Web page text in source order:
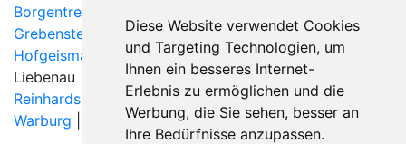
Diese Website verwendet Cookies
und Targeting Technologien, um
Ihnen ein besseres Internet-
Erlebnis zu ermöglichen und die
Werbung, die Sie sehen, besser an
Ihre Bedürfnisse anzupassen.
Borgentreich
Grebenstein
| Habichtswald | Hannoversch Münden |
Hofgeismar
Immenhausen| Kassel | Lauenförde |
Liebenau |
Liebenau (Hessen)| Oberweser |
Reinhardshagen
|Trendelburg |Vellmar| Wahlsburg |
Warburg | Willebadessen | Wolfhagen |Zierenberg|